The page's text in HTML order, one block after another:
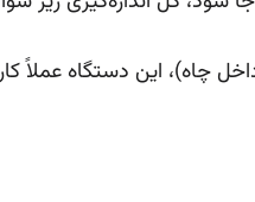
چاه)، این دستگاه عملاً